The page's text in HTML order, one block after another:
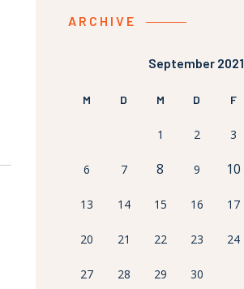
ARCHIVE
September 2021
M D M D F
1 2 3
6 7 8 9 10
13 14 15 16 17
20 21 22 23 24
27 28 29 30